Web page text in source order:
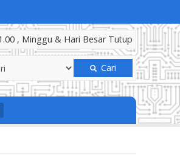
, Minggu & Hari Besar Tutup
Cari